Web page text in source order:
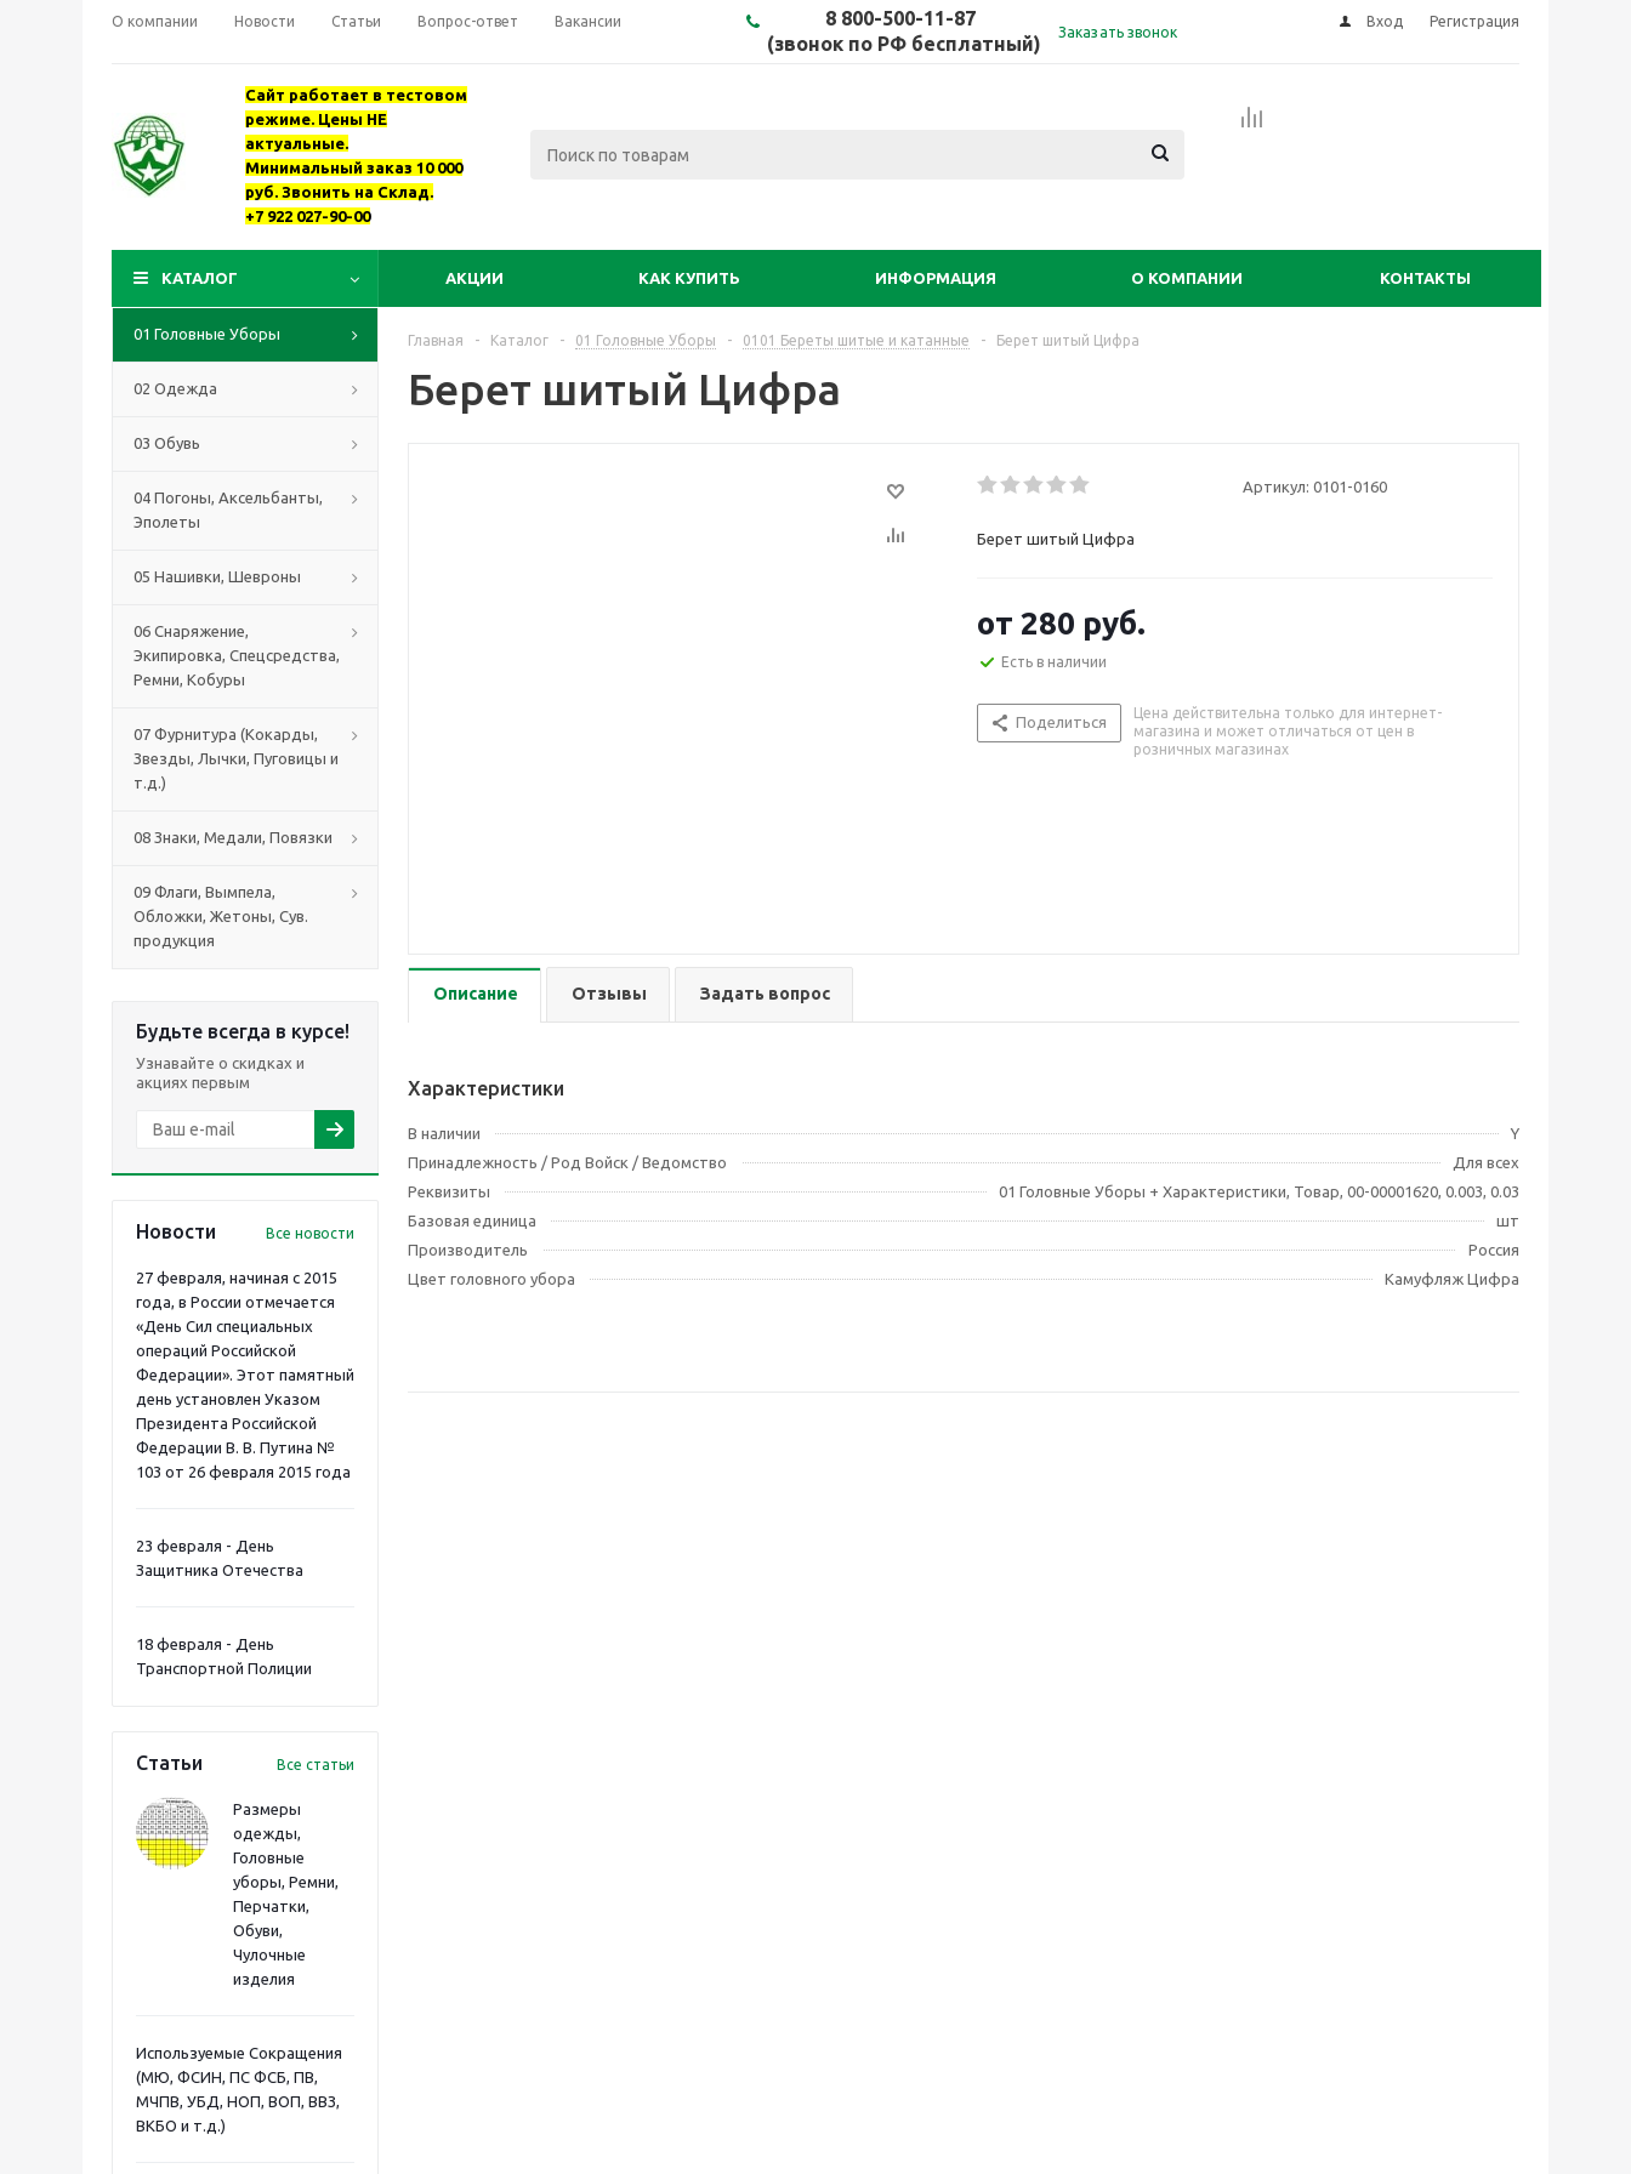
О компании Новости Статьи Вопрос-ответ Вакансии
8 800-500-11-87
(звонок по РФ бесплатный)
Заказать звонок
Вход Регистрация
Сайт работает в тестовом
режиме. Цены НЕ
актуальные.
Минимальный заказ 10 000
руб. Звонить на Склад.
+7 922 027-90-00
КАТАЛОГ АКЦИИ КАК КУПИТЬ ИНФОРМАЦИЯ О КОМПАНИИ КОНТАКТЫ
01 Головные Уборы
02 Одежда
03 Обувь
04 Погоны, Аксельбанты,
Эполеты
05 Нашивки, Шевроны
06 Снаряжение,
Экипировка, Спецсредства,
Ремни, Кобуры
07 Фурнитура (Кокарды,
Звезды, Лычки, Пуговицы и
т.д.)
08 Знаки, Медали, Повязки
09 Флаги, Вымпела,
Обложки, Жетоны, Сув.
продукция
Будьте всегда в курсе!
Узнавайте о скидках и
акциях первым
Новости Все новости
27 февраля, начиная с 2015
года, в России отмечается
«День Сил специальных
операций Российской
Федерации». Этот памятный
день установлен Указом
Президента Российской
Федерации В. В. Путина №
103 от 26 февраля 2015 года
23 февраля - День
Защитника Отечества
18 февраля - День
Транспортной Полиции
Статьи Все статьи
Размеры
одежды,
Головные
уборы, Ремни,
Перчатки,
Обуви,
Чулочные
изделия
Используемые Сокращения
(МЮ, ФСИН, ПС ФСБ, ПВ,
МЧПВ, УБД, НОП, ВОП, ВВЗ,
ВКБО и т.д.)
Главная - Каталог - 01 Головные Уборы - 0101 Береты шитые и катанные - Берет шитый Цифра
Берет шитый Цифра
Артикул: 0101-0160
Берет шитый Цифра
от 280 руб.
Есть в наличии
Поделиться
Цена действительна только для интернет-
магазина и может отличаться от цен в
розничных магазинах
Описание Отзывы Задать вопрос
Характеристики
В наличии
Y
Принадлежность / Род Войск / Ведомство
Для всех
Реквизиты
01 Головные Уборы + Характеристики, Товар, 00-00001620, 0.003, 0.03
Базовая единица
шт
Производитель
Россия
Цвет головного убора
Камуфляж Цифра